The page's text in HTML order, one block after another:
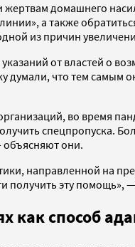
домашнего
а также
из причин
указаний от властей
думали, что тем
во время
спецпропуска.
объясняют они.
направленной на
получить эту помощь»,
как способ